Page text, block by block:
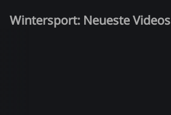
Wintersport: Neueste Videos